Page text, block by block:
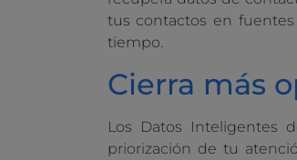
tus contactos en
tiempo.
Cierra más
Los Datos Inteligentes
priorización de tu